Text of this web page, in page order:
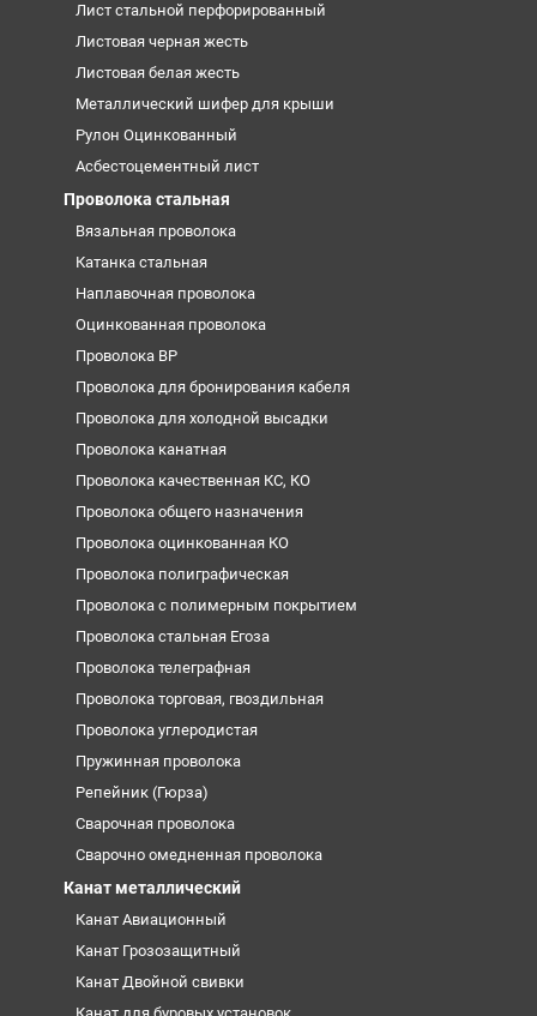
Лист стальной перфорированный
Листовая черная жесть
Листовая белая жесть
Металлический шифер для крыши
Рулон Оцинкованный
Асбестоцементный лист
Проволока стальная
Вязальная проволока
Катанка стальная
Наплавочная проволока
Оцинкованная проволока
Проволока ВР
Проволока для бронирования кабеля
Проволока для холодной высадки
Проволока канатная
Проволока качественная КС, КО
Проволока общего назначения
Проволока оцинкованная КО
Проволока полиграфическая
Проволока с полимерным покрытием
Проволока стальная Егоза
Проволока телеграфная
Проволока торговая, гвоздильная
Проволока углеродистая
Пружинная проволока
Репейник (Гюрза)
Сварочная проволока
Сварочно омедненная проволока
Канат металлический
Канат Авиационный
Канат Грозозащитный
Канат Двойной свивки